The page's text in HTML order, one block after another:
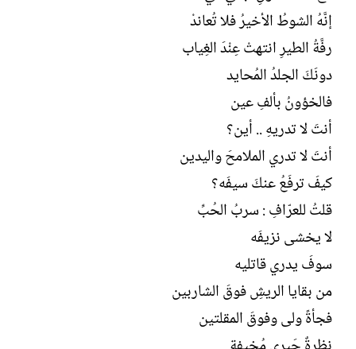
إنَّهُ الشوطُ الأخيرُ فلا تُعاندْ
رفَّةُ الطيرِ انتهتْ عِنْدَ الغِياب
دونَكَ الجلدُ المُحايد
فالخؤونُ بألفِ عين
أنتَ لا تدريهِ .. أين؟
أنتَ لا تدري الملامحَ واليدين
كيفَ ترفَعُ عنكَ سيفَه؟
قلتُ للعرّافِ : سربُ الحُبِّ
لا يخشى نزيفَه
سوفَ يدري قاتليه
من بقايا الريشِ فوقَ الشاربين
فجأةً ولى وفوقَ المقلتين